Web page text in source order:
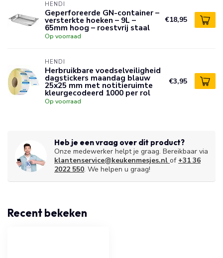
HENDI
Geperforeerde GN-container –
versterkte hoeken – 9L –
65mm hoog – roestvrij staal
Op voorraad
€18,95
HENDI
Herbruikbare voedselveiligheid
dagstickers maandag blauw
25x25 mm met notitieruimte
kleurgecodeerd 1000 per rol
Op voorraad
€3,95
Heb je een vraag over dit product?
Onze medewerker helpt je graag. Bereikbaar via
klantenservice@keukenmesjes.nl of +31 36
2022 550. We helpen u graag!
Recent bekeken